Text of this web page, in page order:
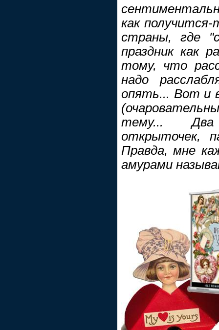
как
страны, где
праздник как
тому, что
надо
опять... Вот и
тему... Два
открыточек,
Правда, мне
амурами